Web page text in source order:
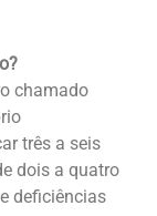
chamado
três a seis
dois a quatro
deficiências